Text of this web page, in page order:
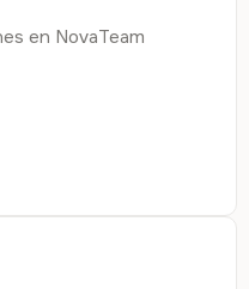
en NovaTeam